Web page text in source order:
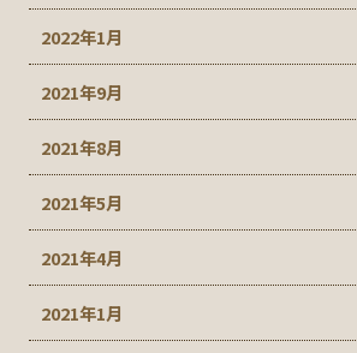
2022年1月
2021年9月
2021年8月
2021年5月
2021年4月
2021年1月